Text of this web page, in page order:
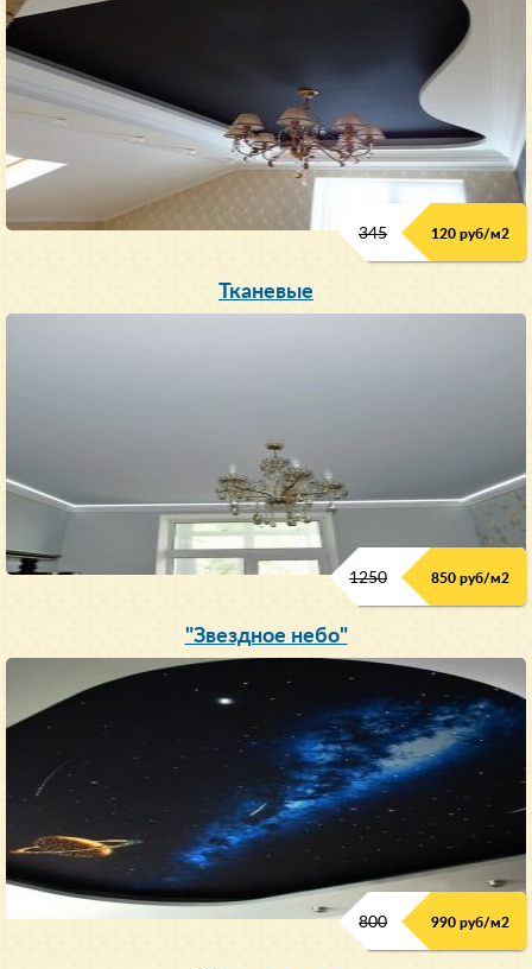
345 120 руб/м2
Тканевые
1250 850 руб/м2
"Звездное небо"
800 990 руб/м2